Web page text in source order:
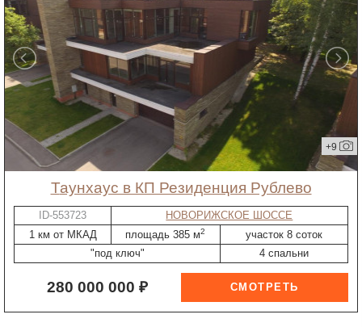
+9
таунхаус в КП Резиденция Рублево
ID-553723
НОВОРИЖСКОЕ ШОССЕ
1 км от МКАД
площадь 385 м2
участок 8 соток
"под ключ"
4 спальни
280 000 000 ₽